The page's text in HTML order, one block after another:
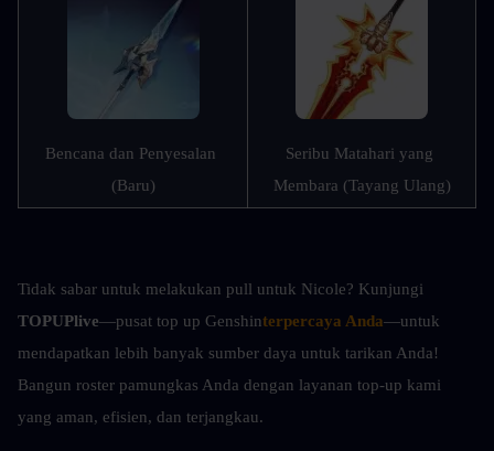
Bencana dan Penyesalan
(Baru)
Seribu Matahari yang
Membara (Tayang Ulang)
TOPUPlive—pusat top up Genshinterpercaya Anda—untuk
mendapatkan lebih banyak sumber daya untuk tarikan Anda!
Bangun roster pamungkas Anda dengan layanan top-up kami
yang aman, efisien, dan terjangkau.